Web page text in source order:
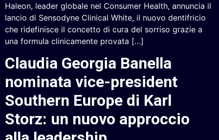
Haleon, leader globale nel Consumer Health, annuncia il
lancio di Sensodyne Clinical White, il nuovo dentifricio
che ridefinisce il concetto di cura del sorriso grazie a
una formula clinicamente provata […]
Claudia Georgia Banella
nominata vice-president
Southern Europe di Karl
Storz: un nuovo approccio